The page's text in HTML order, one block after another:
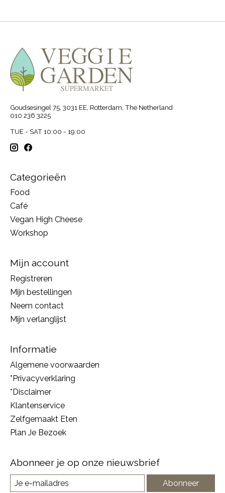
Goudsesingel 75, 3031 EE, Rotterdam, The Netherland
010 236 3225
TUE - SAT 10:00 - 19:00
Categorieën
Food
Café
Vegan High Cheese
Workshop
Mijn account
Registreren
Mijn bestellingen
Neem contact
Mijn verlanglijst
Informatie
Algemene voorwaarden
*Privacyverklaring
*Disclaimer
Klantenservice
Zelfgemaakt Eten
Plan Je Bezoek
Abonneer je op onze nieuwsbrief
Abonneer